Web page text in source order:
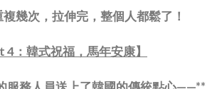
幾次，拉伸完，整個人都鬆了！
4：韓式祝福，馬年安康】